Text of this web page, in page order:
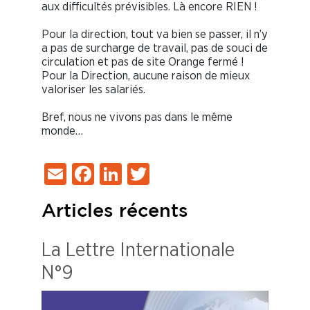
aux difficultés prévisibles. Là encore RIEN !
Pour la direction, tout va bien se passer, il n’y
a pas de surcharge de travail, pas de souci de
circulation et pas de site Orange fermé !
Pour la Direction, aucune raison de mieux
valoriser les salariés.
Bref, nous ne vivons pas dans le même
monde…
EmailFacebook
LinkedIn
Articles récents
La Lettre Internationale
N°9